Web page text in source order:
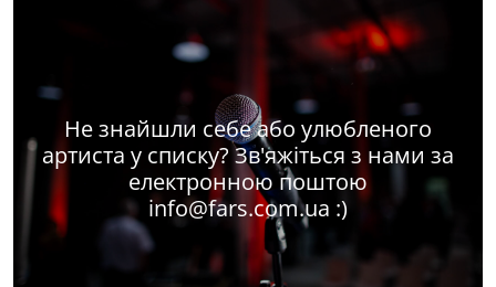
Не знайшли себе або улюбленого
артиста у списку? Зв'яжіться з нами за
електронною поштою
info@fars.com.ua :)